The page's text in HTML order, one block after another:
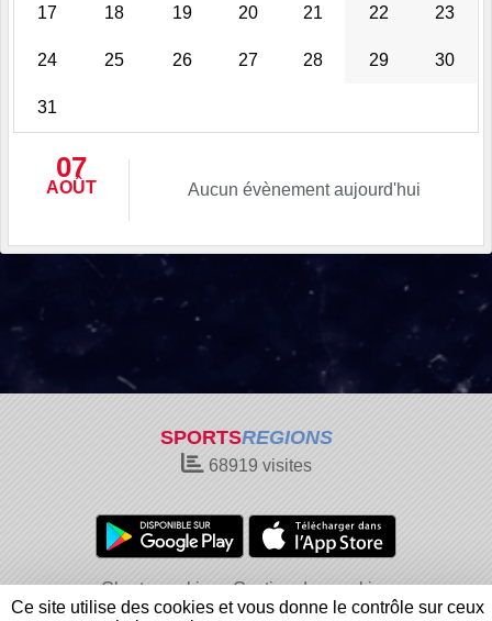
17 18 19 20 21 22 23
24 25 26 27 28 29 30
31
07
AOÛT Aucun évènement aujourd'hui
SPORTSREGIONS
68919 visites
Charte cookies
Gestion des cookies
Informations légales
Signaler un contenu inapproprié
Ce site utilise des cookies et vous donne le contrôle sur ceux